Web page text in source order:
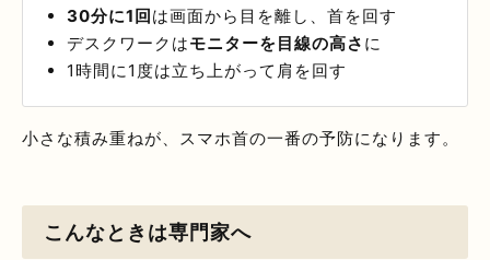
30分に1回は画面から目を離し、首を回す
デスクワークはモニターを目線の高さ に
1時間に1度は立ち上がって肩を回す
小さな積み重ねが、スマホ首の一番の予防になります。
こんなときは専門家へ